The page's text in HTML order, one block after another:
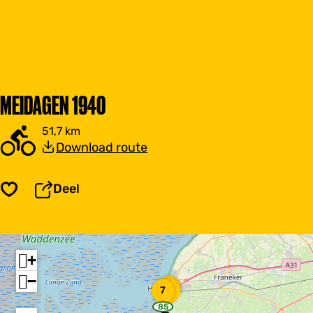
MEIDAGEN 1940
51,7 km
Download route
OpslaanDeel
w
85
M
o
n
7
R
s
B
i
9
+
−